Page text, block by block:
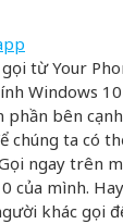
từ Your
Windows 10
phần bên cạnh
chúng ta có
ngay trên
của mình.
khác gọi